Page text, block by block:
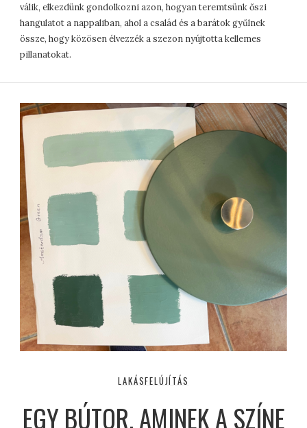
válik, elkezdünk gondolkozni azon, hogyan teremtsünk őszi
hangulatot a nappaliban, ahol a család és a barátok gyűlnek
össze, hogy közösen élvezzék a szezon nyújtotta kellemes
pillanatokat.
LAKÁSFELÚJÍTÁS
EGY BÚTOR, AMINEK A SZÍNE